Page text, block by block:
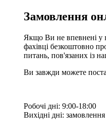
Замовлення
Якщо Ви не впевнені у
фахівці безкоштовно
питань, пов'язаних із
Ви завжди можете
Робочі дні: 9:00-18:00
Вихідні дні: